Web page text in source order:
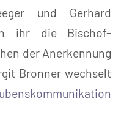
und Gerhard
ihr die Bischof-
der Anerkennung
Bronner wechselt